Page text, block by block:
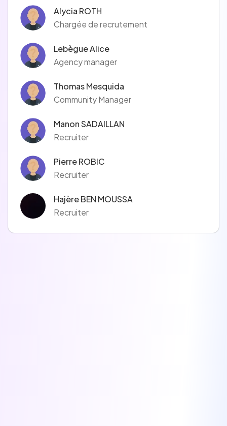
Alycia ROTH
Chargée de recrutement
Lebègue Alice
Agency manager
Thomas Mesquida
Community Manager
Manon SADAILLAN
Recruiter
Pierre ROBIC
Recruiter
Hajère BEN MOUSSA
Recruiter